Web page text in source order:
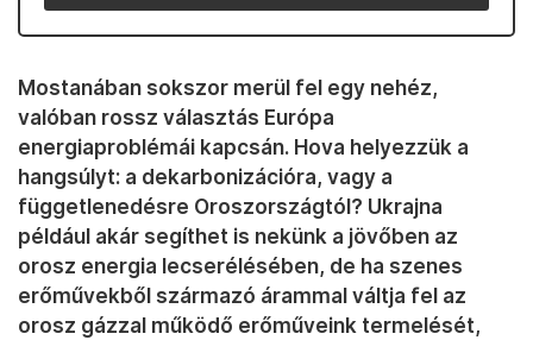
Mostanában sokszor merül fel egy nehéz,
valóban rossz választás Európa
energiaproblémái kapcsán. Hova helyezzük a
hangsúlyt: a dekarbonizációra, vagy a
függetlenedésre Oroszországtól? Ukrajna
például akár segíthet is nekünk a jövőben az
orosz energia lecserélésében, de ha szenes
erőművekből származó árammal váltja fel az
orosz gázzal működő erőműveink termelését,